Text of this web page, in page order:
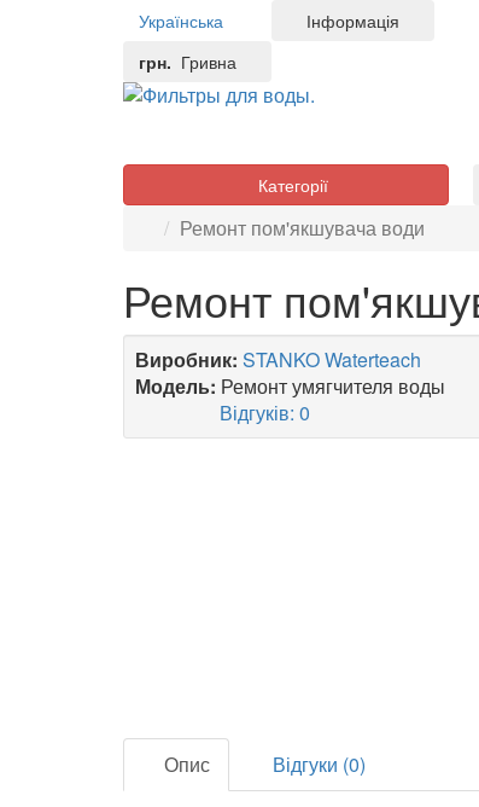
Українська
грн. Гривна
Інформація
Категорії
Ремонт пом'якшувача води
Ремонт
Виробник: STANKO Waterteach
Модель: Ремонт умягчителя воды
Відгуків: 0
Опис Відгуки (0)